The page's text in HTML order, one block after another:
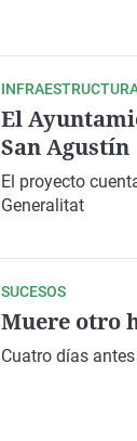
El
San Agustín
El proyecto
Generalitat
SUCESOS
Muere otro
Cuatro días